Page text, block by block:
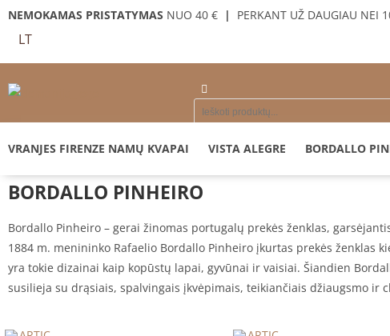
NEMOKAMAS PRISTATYMAS NUO 40 € | PERKANT UŽ DAUGIAU NEI
LT
VRANJES FIRENZE NAMŲ KVAPAI VISTA ALEGRE BORDALLO
BORDALLO PINHEIRO
Bordallo Pinheiro – gerai žinomas portugalų prekės ženklas,
1884 m. menininko Rafaelio Bordallo Pinheiro įkurtas prekės
yra tokie dizainai kaip kopūstų lapai, gyvūnai ir vaisiai. Šiandien
susilieja su drąsiais, spalvingais įkvėpimais, teikiančiais džiaugsmo ir